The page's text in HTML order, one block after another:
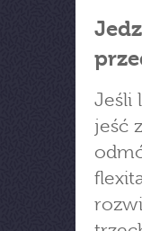
Jeśli
jeść